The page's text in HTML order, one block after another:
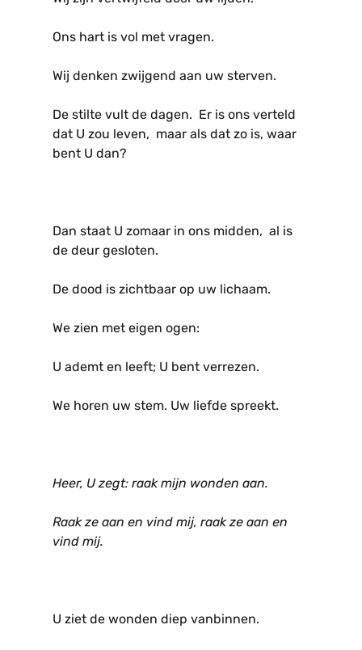
Ons hart is vol met vragen.
Wij denken zwijgend aan uw sterven.
De stilte vult de dagen. Er is ons verteld
dat U zou leven, maar als dat zo is, waar
bent U dan?
Dan staat U zomaar in ons midden, al is
de deur gesloten.
De dood is zichtbaar op uw lichaam.
We zien met eigen ogen:
U ademt en leeft; U bent verrezen.
We horen uw stem. Uw liefde spreekt.
Heer, U zegt: raak mijn wonden aan.
Raak ze aan en vind mij, raak ze aan en
vind mij.
U ziet de wonden diep vanbinnen.